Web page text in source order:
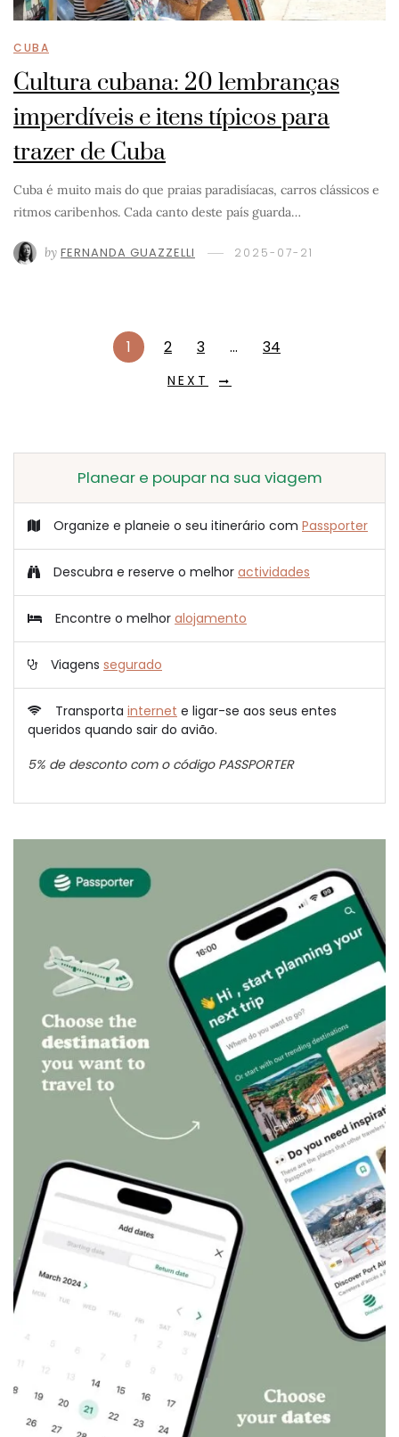
CUBA
Cultura cubana: 20 lembranças
imperdíveis e itens típicos para
trazer de Cuba
Cuba é muito mais do que praias paradisíacas, carros clássicos e
ritmos caribenhos. Cada canto deste país guarda…
by FERNANDA GUAZZELLI 2025-07-21
1 2 3 … 34
NEXT
Planear e poupar na sua viagem
Organize e planeie o seu itinerário com Passporter
Descubra e reserve o melhor actividades
Encontre o melhor alojamento
Viagens segurado
Transporta internet e ligar-se aos seus entes
queridos quando sair do avião.
5% de desconto com o código PASSPORTER